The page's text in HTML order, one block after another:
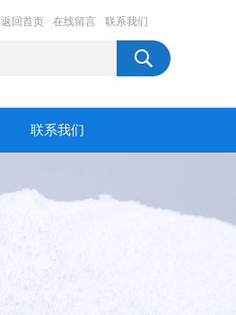
返回首页 在线留言 联系我们
联系我们